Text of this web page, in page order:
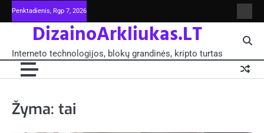
Skip
to
Penktadienis, Rgp 7, 2026
ir
blokų
DizainoArkliukas.LT
Interneto technologijos, blokų grandinės, kripto turtas
Žyma: tai